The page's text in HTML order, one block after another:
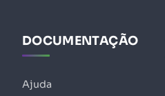
DOCUMENTAÇÃO
Ajuda